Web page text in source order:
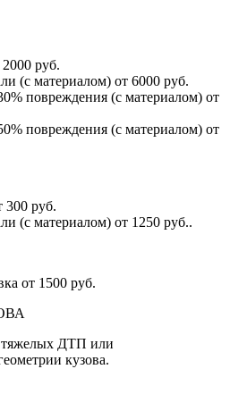
руб.
(с материалом) от 6000 руб.
повреждения (с материалом) от
повреждения (с материалом) от
300 руб.
(с материалом) от 1250 руб..
от 1500 руб.
тяжелых ДТП или
кузова.